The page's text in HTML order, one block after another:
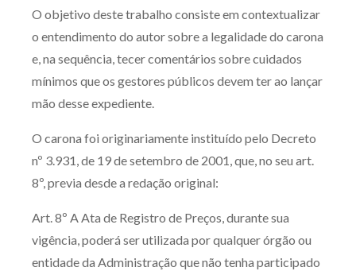
O objetivo deste trabalho consiste em contextualizar
o entendimento do autor sobre a legalidade do carona
e, na sequência, tecer comentários sobre cuidados
mínimos que os gestores públicos devem ter ao lançar
mão desse expediente.
O carona foi originariamente instituído pelo Decreto
nº 3.931, de 19 de setembro de 2001, que, no seu art.
8º, previa desde a redação original:
Art. 8º A Ata de Registro de Preços, durante sua
vigência, poderá ser utilizada por qualquer órgão ou
entidade da Administração que não tenha participado